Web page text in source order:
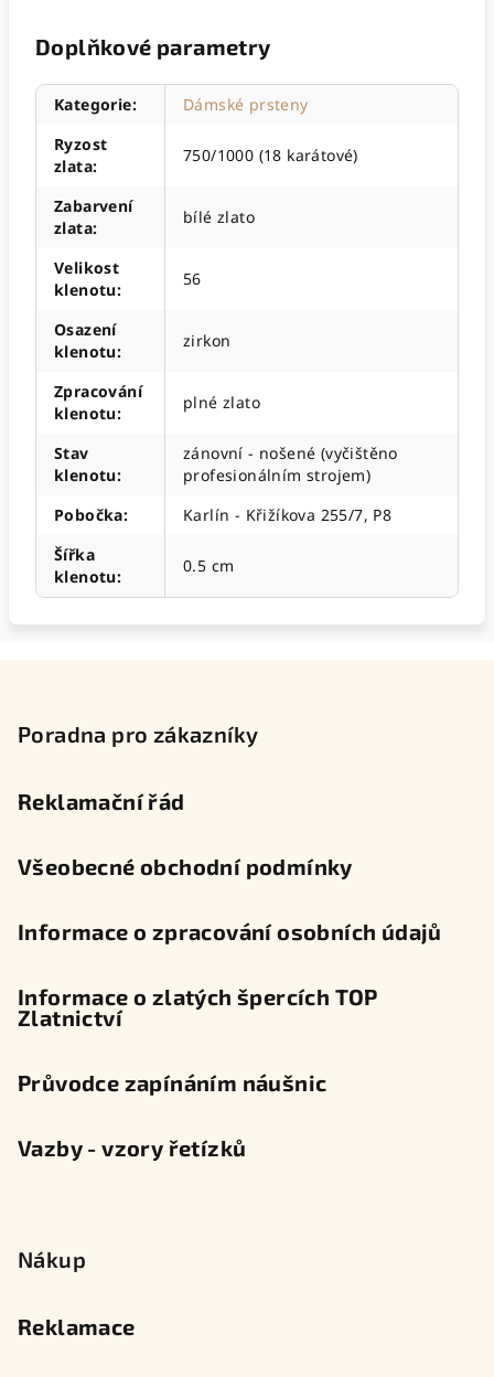
Doplňkové parametry
Kategorie:
Dámské prsteny
Ryzost
zlata:
750/1000 (18 karátové)
Zabarvení
zlata:
bílé zlato
Velikost
klenotu:
56
Osazení
klenotu:
zirkon
Zpracování
klenotu:
plné zlato
Stav
klenotu:
zánovní - nošené (vyčištěno
profesionálním strojem)
Pobočka:
Karlín - Křižíkova 255/7, P8
Šířka
klenotu:
0.5 cm
Poradna pro zákazníky
Reklamační řád
Všeobecné obchodní podmínky
Informace o zpracování osobních údajů
Informace o zlatých špercích TOP
Zlatnictví
Průvodce zapínáním náušnic
Vazby - vzory řetízků
Nákup
Reklamace